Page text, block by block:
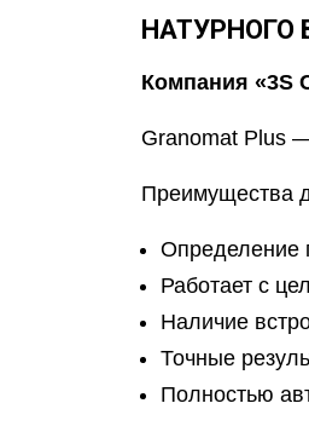
НАТУРНОГО
Компания «3S
Granomat Plus
Преимущества
Определение
Работает с
Наличие
Точные
Полностью